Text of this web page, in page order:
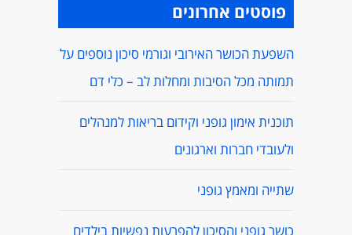
פוסטים אחרונים
השפעת הכושר האירובי וגורמי סיכון נוספים על
תמותה מכל הסיבות ומחלות לב – כלי דם
תוכנית אימון גופני וקידום בריאות למנהלים
ולעובדי חברות וארגונים
שתייה ומאמץ גופני
כושר גופני והסיכון להפרעות נפשיות בילדים